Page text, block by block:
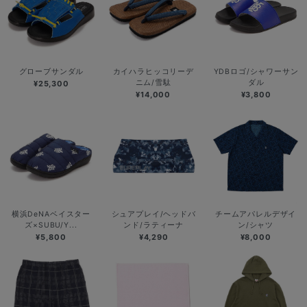
グローブサンダル
¥25,300
カイハラヒッコリーデ
ニム/雪駄
¥14,000
YDBロゴ/シャワーサン
ダル
¥3,800
横浜DeNAベイスター
ズ×SUBU/Y...
¥5,800
シュアプレイ/ヘッドバ
ンド/ラティーナ
¥4,290
チームアパレルデザイ
ン/シャツ
¥8,000